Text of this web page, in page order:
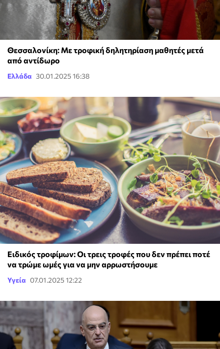
Θεσσαλονίκη: Με τροφική δηλητηρίαση μαθητές μετά
από αντίδωρο
Ελλάδα 30.01.2025 16:38
Ειδικός τροφίμων: Οι τρεις τροφές που δεν πρέπει ποτέ
να τρώμε ωμές για να μην αρρωστήσουμε
Υγεία 07.01.2025 12:22